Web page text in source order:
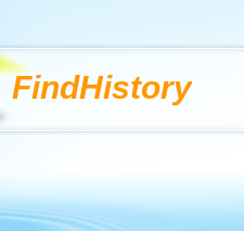
FindHistory